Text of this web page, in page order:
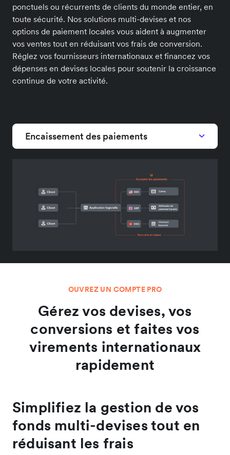
ponctuels ou récurrents de clients du monde entier, en
toute sécurité. Nos solutions multi-devises et nos
options de paiement locales vous aident à augmenter
vos ventes tout en réduisant vos frais de conversion.
Réglez vos fournisseurs internationaux et financez vos
dépenses en devises locales pour soutenir la croissance
continue de votre activité.
Encaissement des paiements
OUVREZ UN COMPTE PRO
Gérez vos devises, vos
conversions et faites vos
virements internationaux
rapidement
Simplifiez la gestion de vos
fonds multi-devises tout en
réduisant les frais